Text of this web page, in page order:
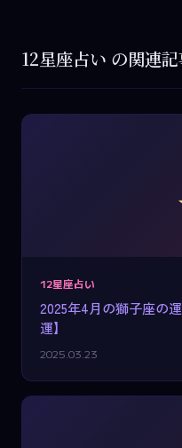
12星座占い の関連
12星座占い
2025年4月の獅子座の
運】
2025.03.23